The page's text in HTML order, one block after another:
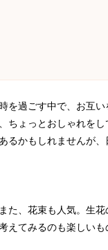
を過ごす中で、お互い
ちょっとおしゃれを
るかもしれませんが
た、花束も人気。生
えてみるのも楽しい